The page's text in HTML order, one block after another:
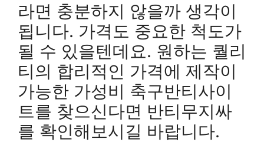
라면 충분하지 않을까 생각이
됩니다. 가격도 중요한 척도가
될 수 있을텐데요. 원하는 퀄리
티의 합리적인 가격에 제작이
가능한 가성비 축구반티사이
트를 찾으신다면 반티무지싸
를 확인해보시길 바랍니다.